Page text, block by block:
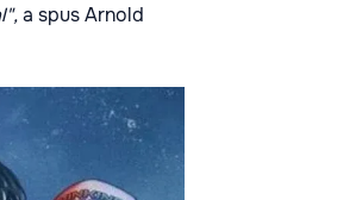
a spus Arnold